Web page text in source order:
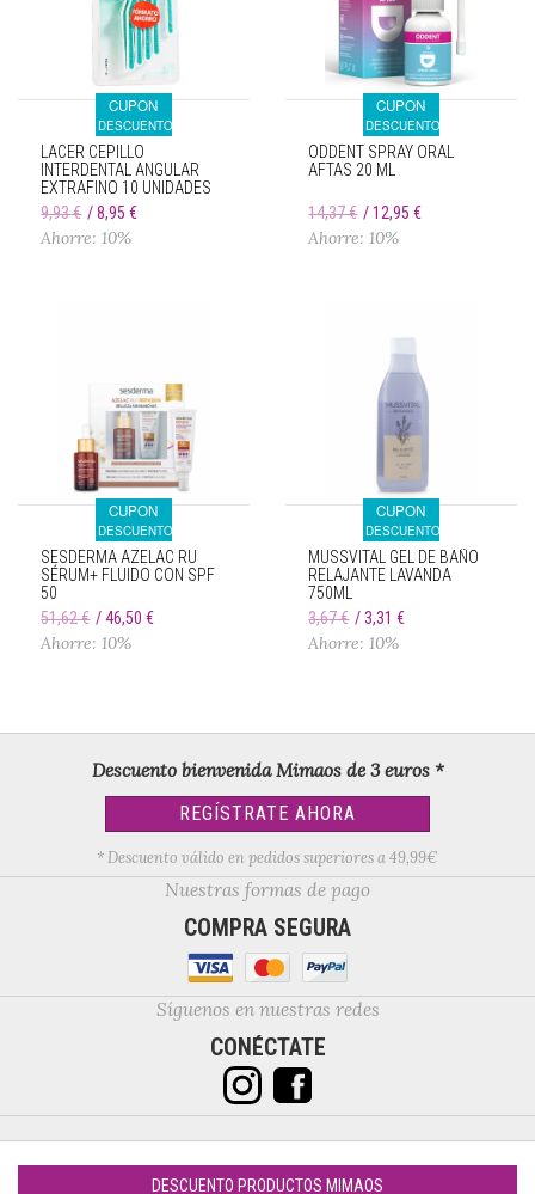
CUPON
DESCUENTO
LACER CEPILLO
INTERDENTAL ANGULAR
EXTRAFINO 10 UNIDADES
9,93 €
8,95 €
Ahorre: 10%
CUPON
DESCUENTO
ODDENT SPRAY ORAL
AFTAS 20 ML
14,37 € 12,95 €
Ahorre: 10%
CUPON
DESCUENTO
SESDERMA AZELAC RU
SÉRUM+ FLUIDO CON SPF
50
51,62 €
46,50 €
Ahorre: 10%
CUPON
DESCUENTO
MUSSVITAL GEL DE BAÑO
RELAJANTE LAVANDA
750ML
3,67 €
3,31 €
Ahorre: 10%
Descuento bienvenida Mimaos de 3 euros *
REGÍSTRATE AHORA
* Descuento válido en pedidos superiores a 49,99€
Nuestras formas de pago
COMPRA SEGURA
Síguenos en nuestras redes
CONÉCTATE
DESCUENTO PRODUCTOS MIMAOS